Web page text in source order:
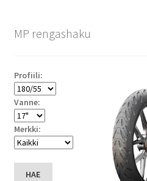
MP rengashaku
Profiili:
Vanne:
Merkki:
HAE